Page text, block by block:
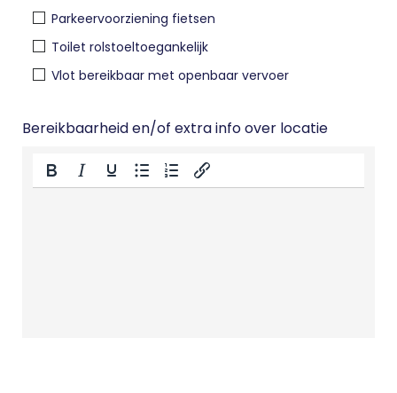
Parkeervoorziening fietsen
Toilet rolstoeltoegankelijk
Vlot bereikbaar met openbaar vervoer
Bereikbaarheid en/of extra info over locatie